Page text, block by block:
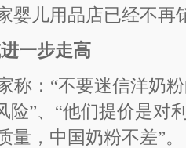
婴儿用品店已经不再
一步走高
称：“不要迷信洋奶
险”、“他们提价是对
量，中国奶粉不差”。